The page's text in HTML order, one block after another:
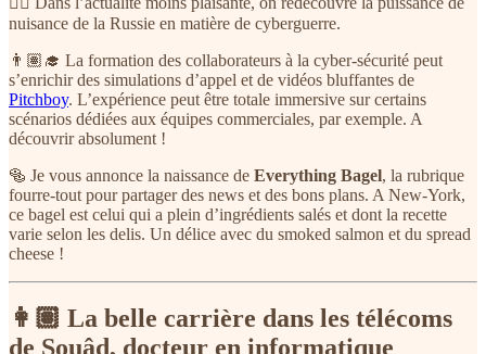
nuisance de la Russie en matière de cyberguerre.
👨🏽‍🎓 La formation des collaborateurs à la cyber-sécurité peut
s’enrichir des simulations d’appel et de vidéos bluffantes de
Pitchboy. L’expérience peut être totale immersive sur certains
scénarios dédiées aux équipes commerciales, par exemple. A
découvrir absolument !
🥯 Je vous annonce la naissance de Everything Bagel, la rubrique
fourre-tout pour partager des news et des bons plans. A New-York,
ce bagel est celui qui a plein d’ingrédients salés et dont la recette
varie selon les delis. Un délice avec du smoked salmon et du spread
cheese !
👩🏽 La belle carrière dans les télécoms
de Souâd, docteur en informatique